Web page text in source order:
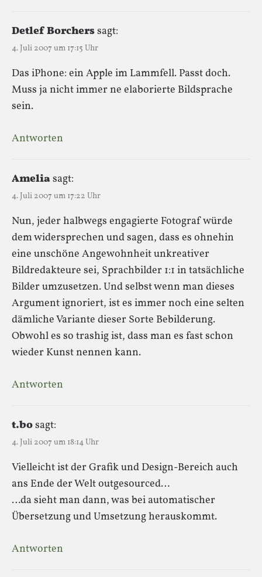
Detlef Borcherssagt:
4. Juli 2007 um 17:15 Uhr
Das iPhone: ein Apple im Lammfell. Passt doch.
Muss ja nicht immer ne elaborierte Bildsprache
sein.
Antworten
Ameliasagt:
4. Juli 2007 um 17:22 Uhr
Nun, jeder halbwegs engagierte Fotograf würde
dem widersprechen und sagen, dass es ohnehin
eine unschöne Angewohnheit unkreativer
Bildredakteure sei, Sprachbilder 1:1 in tatsächliche
Bilder umzusetzen. Und selbst wenn man dieses
Argument ignoriert, ist es immer noch eine selten
dämliche Variante dieser Sorte Bebilderung.
Obwohl es so trashig ist, dass man es fast schon
wieder Kunst nennen kann.
Antworten
t.bosagt:
4. Juli 2007 um 18:14 Uhr
Vielleicht ist der Grafik und Design-Bereich auch
ans Ende der Welt outgesourced…
…da sieht man dann, was bei automatischer
Übersetzung und Umsetzung herauskommt.
Antworten